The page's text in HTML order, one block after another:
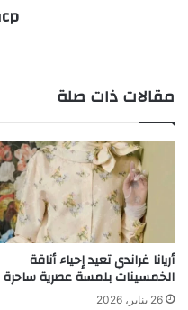
مقالات ذات صلة
أريانا غراندي تعيد إحياء أناقة
الخمسينات بلمسة عصرية ساحرة
26 يناير، 2026